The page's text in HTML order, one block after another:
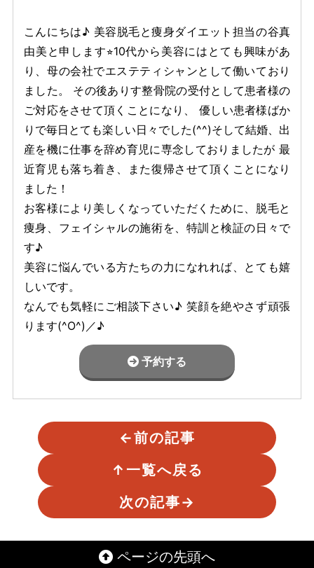
こんにちは♪ 美容脱毛と痩身ダイエット担当の谷真
由美と申します⭐︎10代から美容にはとても興味があ
り、母の会社でエステティシャンとして働いており
ました。 その後ありす整骨院の受付として患者様の
ご対応をさせて頂くことになり、 優しい患者様ばか
りで毎日とても楽しい日々でした(^^)そして結婚、出
産を機に仕事を辞め育児に専念しておりましたが 最
近育児も落ち着き、また復帰させて頂くことになり
ました！
お客様により美しくなっていただくために、脱毛と
痩身、フェイシャルの施術を、特訓と検証の日々で
す♪
美容に悩んでいる方たちの力になれれば、とても嬉
しいです。
なんでも気軽にご相談下さい♪ 笑顔を絶やさず頑張
ります(^O^)／♪
予約する
←前の記事
↑ 一覧へ戻る
次の記事→
ページの先頭へ